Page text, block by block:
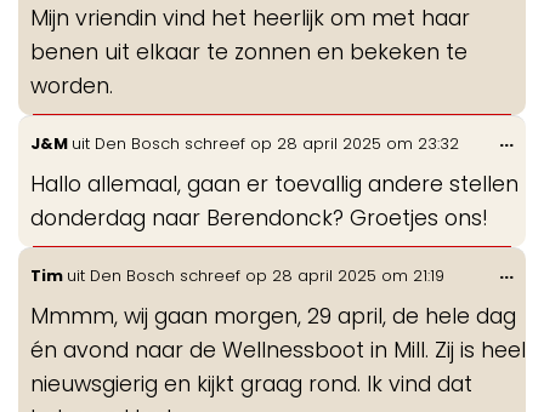
Mijn vriendin vind het heerlijk om met haar
benen uit elkaar te zonnen en bekeken te
worden.
J&M uit Den Bosch schreef op 28 april 2025 om 23:32
Hallo allemaal, gaan er toevallig andere stellen
donderdag naar Berendonck? Groetjes ons!
...
Tim uit Den Bosch schreef op 28 april 2025 om 21:19
Mmmm, wij gaan morgen, 29 april, de hele dag
én avond naar de Wellnessboot in Mill. Zij is heel
nieuwsgierig en kijkt graag rond. Ik vind dat
...